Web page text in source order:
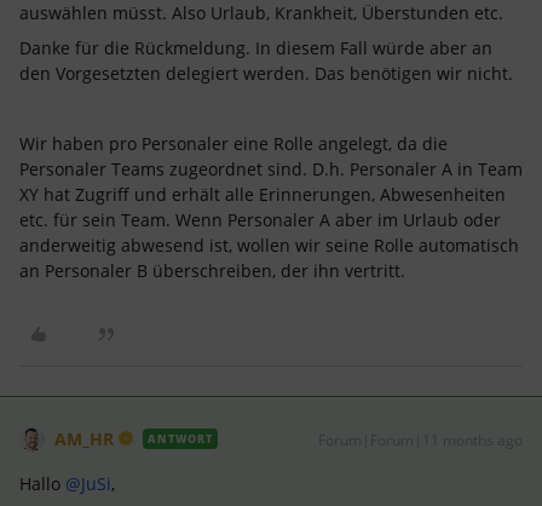
auswählen müsst. Also Urlaub, Krankheit, Überstunden etc.
Danke für die Rückmeldung. In diesem Fall würde aber an
den Vorgesetzten delegiert werden. Das benötigen wir nicht.
Wir haben pro Personaler eine Rolle angelegt, da die
Personaler Teams zugeordnet sind. D.h. Personaler A in Team
XY hat Zugriff und erhält alle Erinnerungen, Abwesenheiten
etc. für sein Team. Wenn Personaler A aber im Urlaub oder
anderweitig abwesend ist, wollen wir seine Rolle automatisch
an Personaler B überschreiben, der ihn vertritt.
AM_HR ANTWORT
Hallo ​ @JuSi,